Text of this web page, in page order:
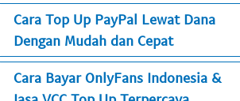
Cara Top Up PayPal Lewat Dana
Dengan Mudah dan Cepat
Cara Bayar OnlyFans Indonesia &